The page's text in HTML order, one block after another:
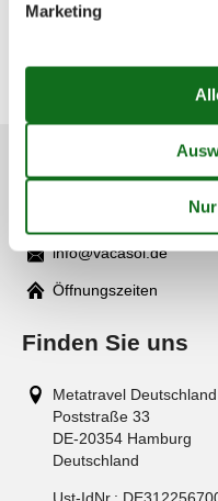
Objekt Nr.:
Kundenservice
(+49) 040 8740 6723
Mail
info@vacasol.de
Öffnungszeiten
Finden Sie uns
Metatravel
Poststraße 33
DE-20354 Hamburg
Deutschland
Marketing